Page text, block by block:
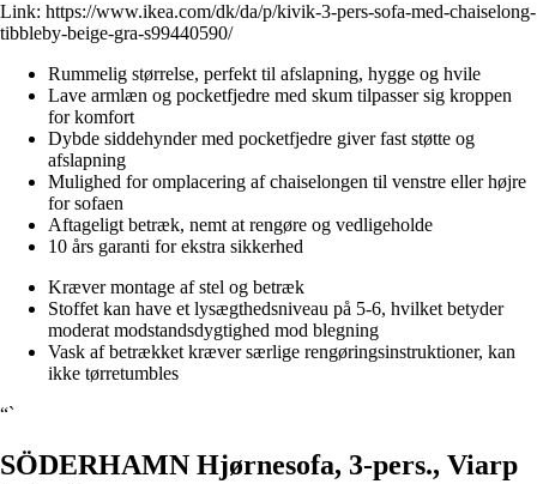
Link: https://www.ikea.com/dk/da/p/kivik-3-pers-sofa-med-chaiselong-
tibbleby-beige-gra-s99440590/
Rummelig størrelse, perfekt til afslapning, hygge og hvile
Lave armlæn og pocketfjedre med skum tilpasser sig kroppen
for komfort
Dybde siddehynder med pocketfjedre giver fast støtte og
afslapning
Mulighed for omplacering af chaiselongen til venstre eller højre
for sofaen
Aftageligt betræk, nemt at rengøre og vedligeholde
10 års garanti for ekstra sikkerhed
Kræver montage af stel og betræk
Stoffet kan have et lysægthedsniveau på 5-6, hvilket betyder
moderat modstandsdygtighed mod blegning
Vask af betrækket kræver særlige rengøringsinstruktioner, kan
ikke tørretumbles
“`
SÖDERHAMN Hjørnesofa, 3-pers., Viarp